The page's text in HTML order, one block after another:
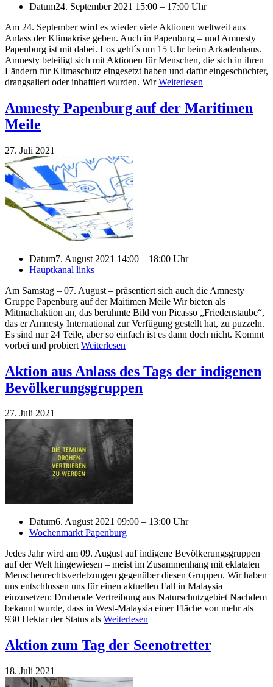
Datum24. September 2021 15:00 – 17:00 Uhr
Am 24. September wird es wieder viele Aktionen weltweit aus
Anlass der Klimakrise geben. Auch in Papenburg – und Amnesty
Papenburg ist mit dabei. Los geht´s um 15 Uhr beim Arkadenhaus.
Amnesty beteiligt sich mit Aktionen für Menschen, die sich in ihren
Ländern für Klimaschutz eingesetzt haben und dafür eingeschüchter,
drangsaliert oder inhaftiert wurden. WirWeiterlesen
Amnesty Papenburg auf der Maritimen
Meile
27. Juli 2021
Datum7. August 2021 14:00 – 18:00 Uhr
Hauptkanal links
Am Samstag – 07. August – präsentiert sich auch die Amnesty
Gruppe Papenburg auf der Maitimen Meile Wir bieten als
Mitmachaktion an, das berühmte Bild von Picasso „Friedenstaube“,
das er Amnesty International zur Verfügung gestellt hat, zu puzzeln.
Es sind nur 24 Teile, aber so einfach ist es dann doch nicht. Kommt
vorbei und probiert Weiterlesen
Aktion aus Anlass des Tags der indigenen
Bevölkerungsgruppen
27. Juli 2021
Datum6. August 2021 09:00 – 13:00 Uhr
Wochenmarkt Papenburg
Jedes Jahr wird am 09. August auf indigene Bevölkerungsgruppen
auf der Welt hingewiesen – meist im Zusammenhang mit eklataten
Menschenrechtsverletzungen gegenüber diesen Gruppen. Wir haben
uns entschlossen uns für einen aktuellen Fall in Malaysia
einzusetzen: Drohende Vertreibung aus Naturschutzgebiet Nachdem
bekannt wurde, dass in West-Malaysia einer Fläche von mehr als
930 Hektar der Status als Weiterlesen
Aktion zum Tag der Seenotretter
18. Juli 2021